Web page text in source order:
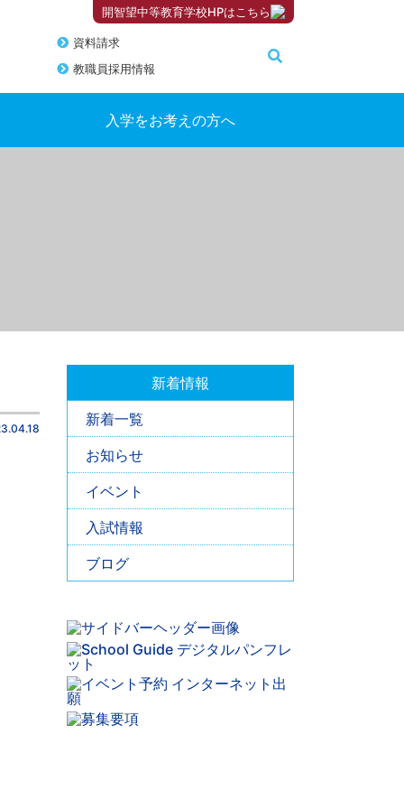
開智望中等教育学校HPはこちら
資料請求
教職員採用情報
入学をお考えの方へ
新着情報
新着一覧
お知らせ
イベント
入試情報
ブログ